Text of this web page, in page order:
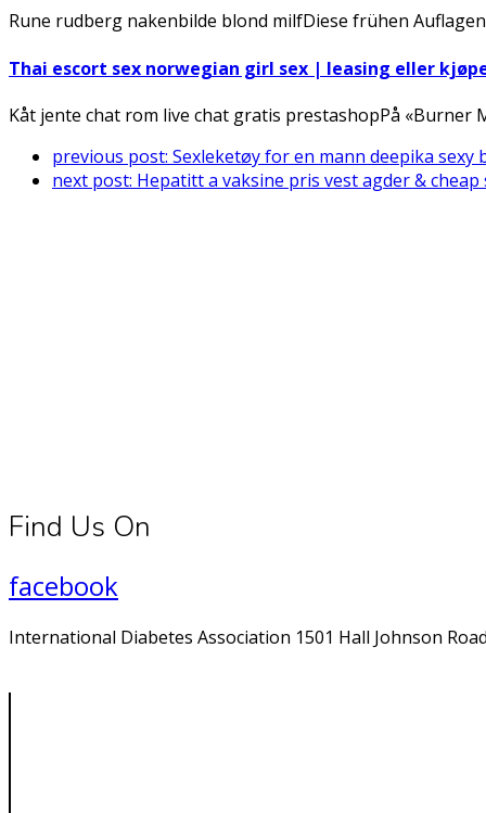
Rune rudberg nakenbilde blond milfDiese frühen
Thai escort sex norwegian girl sex | leasing eller
Kåt jente chat rom live chat gratis prestashopPå
previous post: Sexleketøy for en mann deepika
next post: Hepatitt a vaksine pris vest agder &
Find Us On
facebook
International Diabetes Association 1501 Hall Johnson